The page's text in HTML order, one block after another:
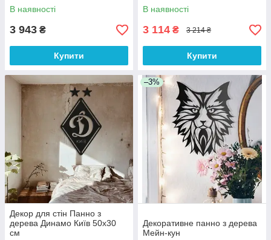
В наявності
3 943 ₴
Купити
В наявності
3 114 ₴ 3 214 ₴
Купити
Декор для стін Панно з
дерева Динамо Київ 50х30
см
–3%
Декоративне панно з дерева
Мейн-кун